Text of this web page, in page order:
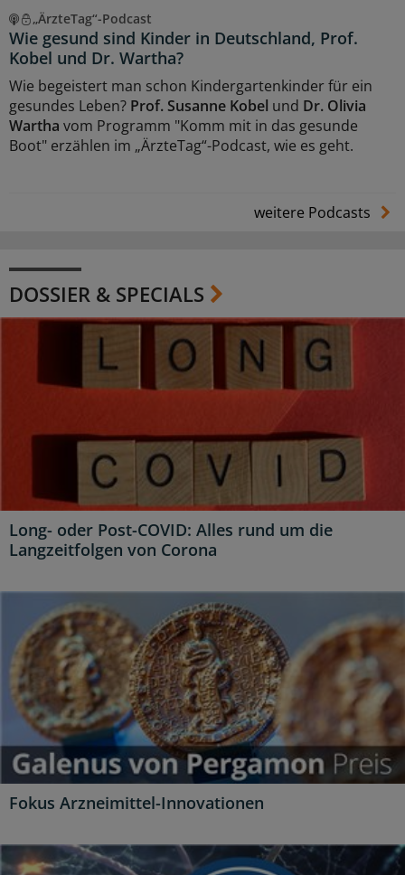
„ÄrzteTag“-Podcast
Wie gesund sind Kinder in Deutschland, Prof.
Kobel und Dr. Wartha?
Wie begeistert man schon Kindergartenkinder für ein
gesundes Leben? Prof. Susanne Kobel und Dr. Olivia
Wartha vom Programm "Komm mit in das gesunde
Boot" erzählen im „ÄrzteTag“-Podcast, wie es geht.
weitere Podcasts
DOSSIER & SPECIALS
Long- oder Post-COVID: Alles rund um die
Langzeitfolgen von Corona
Fokus Arzneimittel-Innovationen